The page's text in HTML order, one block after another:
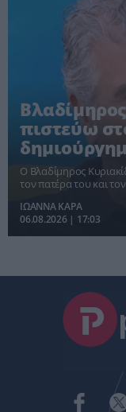
πιστεύω
Ο Βλαδίμηρος
τον πατέρα του και
ΙΩΑΝΝΑ ΚΑΡΑ
06.08.2026 | 17:03